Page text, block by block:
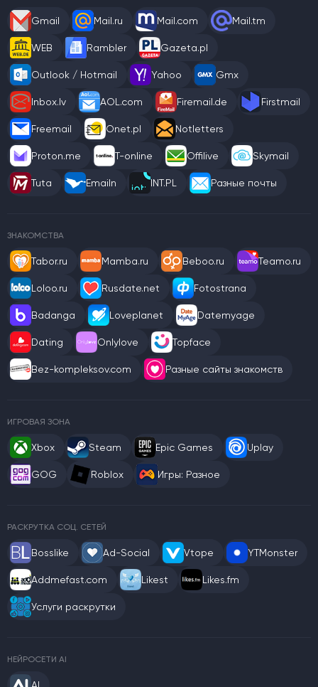
Gmail Mail.ru Mail.com Mail.tm
WEB Rambler Gazeta.pl
Outlook / Hotmail Yahoo Gmx
Inbox.lv AOL.com Firemail.de Firstmail
Freemail Onet.pl Notletters
Proton.me T-online Offilive Skymail
Tuta Emailn INT.PL Разные почты
ЗНАКОМСТВА
Tabor.ru Mamba.ru Beboo.ru Teamo.ru
Loloo.ru Rusdate.net Fotostrana
Badanga Loveplanet Datemyage
Dating Onlylove Topface
Bez-kompleksov.com Разные сайты знакомств
ИГРОВАЯ ЗОНА
Xbox Steam Epic Games Uplay
GOG Roblox Игры: Разное
РАСКРУТКА СОЦ. СЕТЕЙ
Bosslike Ad-Social Vtope YTMonster
Addmefast.com Likest Likes.fm
Услуги раскрутки
НЕЙРОСЕТИ AI